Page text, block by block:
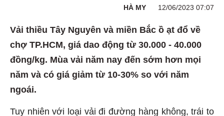
HÀ MY 12/06/2023 07:07
Vải thiều Tây Nguyên và miền Bắc ồ ạt đổ về
chợ TP.HCM, giá dao động từ 30.000 - 40.000
đồng/kg. Mùa vải năm nay đến sớm hơn mọi
năm và có giá giảm từ 10-30% so với năm
ngoái.
Tuy nhiên với loại vải đi đường hàng không, trái to